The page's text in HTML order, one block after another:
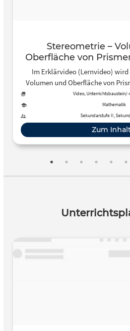
Stereometrie –
Oberfläche von
Im Erklärvideo (Lernvideo)
Volumen und Oberfläche von
und erläutert. Es wird
Video,
Mathematik
Sekundarstufe II,
Zum